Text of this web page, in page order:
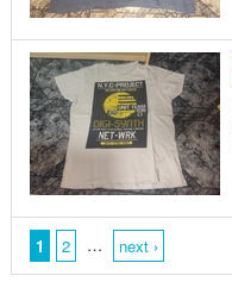
1 2 … next ›